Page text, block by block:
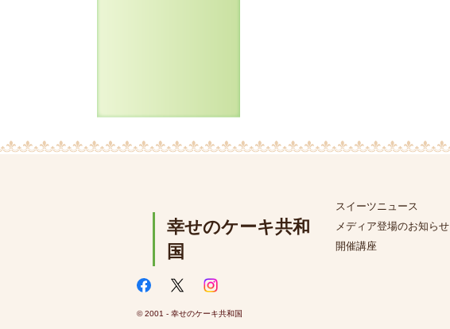
幸せのケーキ共和
国
スイーツニュース
メディア登場のお知らせ
開催講座
© 2001 - 幸せのケーキ共和国